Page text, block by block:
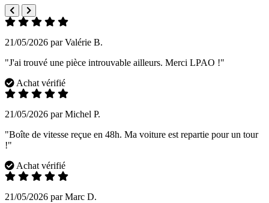
21/05/2026 par Valérie B.
"J'ai trouvé une pièce introuvable ailleurs. Merci LPAO !"
Achat vérifié
21/05/2026 par Michel P.
"Boîte de vitesse reçue en 48h. Ma voiture est repartie pour un tour
!"
Achat vérifié
21/05/2026 par Marc D.